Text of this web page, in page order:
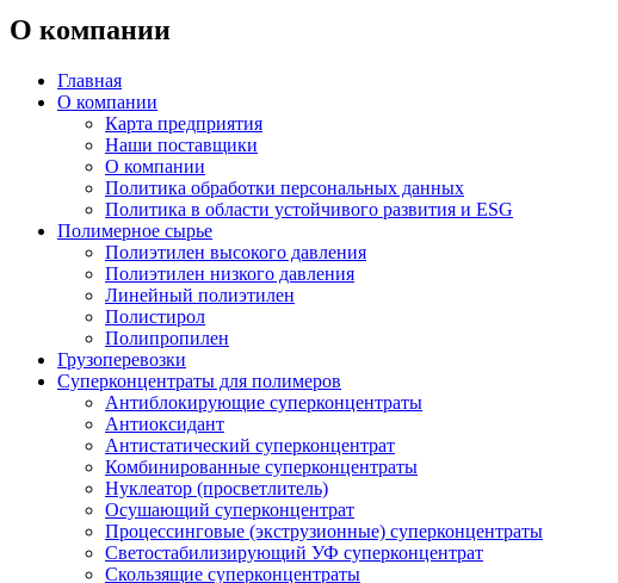
О компании
Главная
О компании
Карта предприятия
Наши поставщики
О компании
Политика обработки персональных данных
Политика в области устойчивого развития и ESG
Полимерное сырье
Полиэтилен высокого давления
Полиэтилен низкого давления
Линейный полиэтилен
Полистирол
Полипропилен
Грузоперевозки
Суперконцентраты для полимеров
Антиблокирующие суперконцентраты
Антиоксидант
Антистатический суперконцентрат
Комбинированные суперконцентраты
Нуклеатор (просветлитель)
Осушающий суперконцентрат
Процессинговые (экструзионные) суперконцентраты
Светостабилизирующий УФ суперконцентрат
Скользящие суперконцентраты